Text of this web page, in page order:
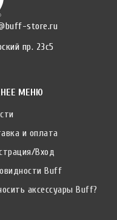
store.ru
пр. 23с5
МЕНЮ
и оплата
Вход
Buff
аксессуары Buff?